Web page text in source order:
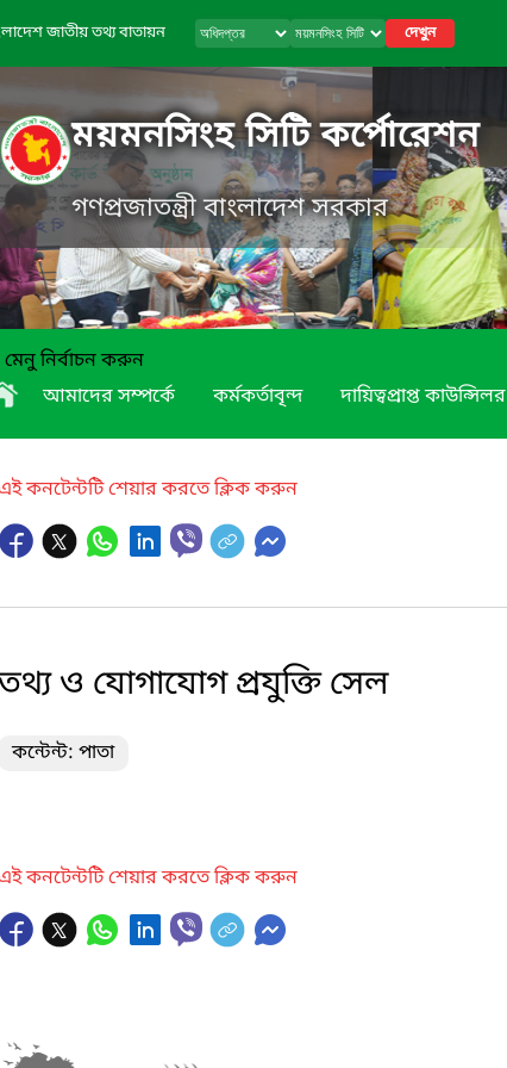
জাতীয় তথ্য বাতায়ন দেখুন
ময়মনসিংহ সিটি কর্পোরেশন
গণপ্রজাতন্ত্রী বাংলাদেশ সরকার
মেনু নির্বাচন করুন
আমাদের সম্পর্কে
কর্মকর্তাবৃন্দ দায়িত্বপ্রাপ্ত কাউন্সিলর
কনটেন্টটি শেয়ার করতে ক্লিক করুন
ও যোগাযোগ প্রযুক্তি সেল
কন্টেন্ট: পাতা
কনটেন্টটি শেয়ার করতে ক্লিক করুন